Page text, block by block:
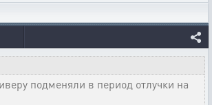
подменяли в период отлучки на